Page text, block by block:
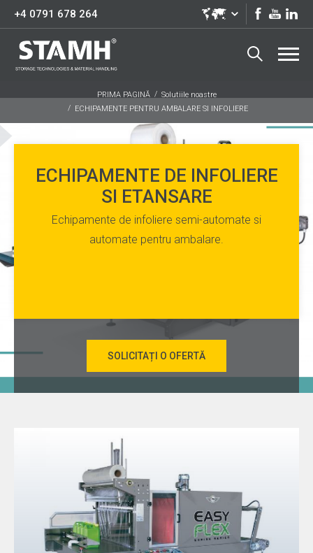
+4 0791 678 264
PRIMA PAGINĂ
Solutiile noastre
ECHIPAMENTE PENTRU AMBALARE SI INFOLIERE
ECHIPAMENTE DE INFOLIERE
SI ETANSARE
Echipamente de infoliere semi-automate si
automate pentru ambalare.
SOLICITAȚI O OFERTĂ